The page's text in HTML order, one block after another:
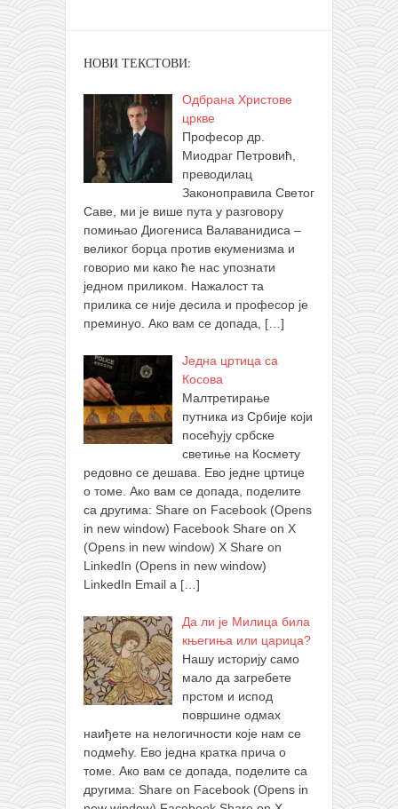
НОВИ ТЕКСТОВИ:
Одбрана Христове
цркве
Професор др.
Миодраг Петровић,
преводилац
Законоправила Светог
Саве, ми је више пута у разговору
помињао Диогениса Валаванидиса –
великог борца против екуменизма и
говорио ми како ће нас упознати
једном приликом. Нажалост та
прилика се није десила и професор је
преминуо. Ако вам се допада, […]
Једна цртица са
Косова
Малтретирање
путника из Србије који
посећују србске
светиње на Космету
редовно се дешава. Ево једне цртице
о томе. Ако вам се допада, поделите
са другима: Share on Facebook (Opens
in new window) Facebook Share on X
(Opens in new window) X Share on
LinkedIn (Opens in new window)
LinkedIn Email a […]
Да ли је Милица била
књегиња или царица?
Нашу историју само
мало да загребете
прстом и испод
површине одмах
наиђете на нелогичности које нам се
подмећу. Ево једна кратка прича о
томе. Ако вам се допада, поделите са
другима: Share on Facebook (Opens in